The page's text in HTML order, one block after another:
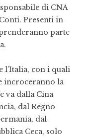
di CNA
Presenti in
parte
l’Italia, con i quali
incroceranno la
va dalla Cina
dal Regno
dal
Ceca, solo